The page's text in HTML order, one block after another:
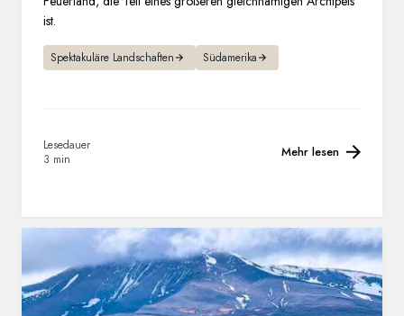
ist.
Spektakuläre Landschaften Südamerika
Lesedauer
3 min
Mehr lesen